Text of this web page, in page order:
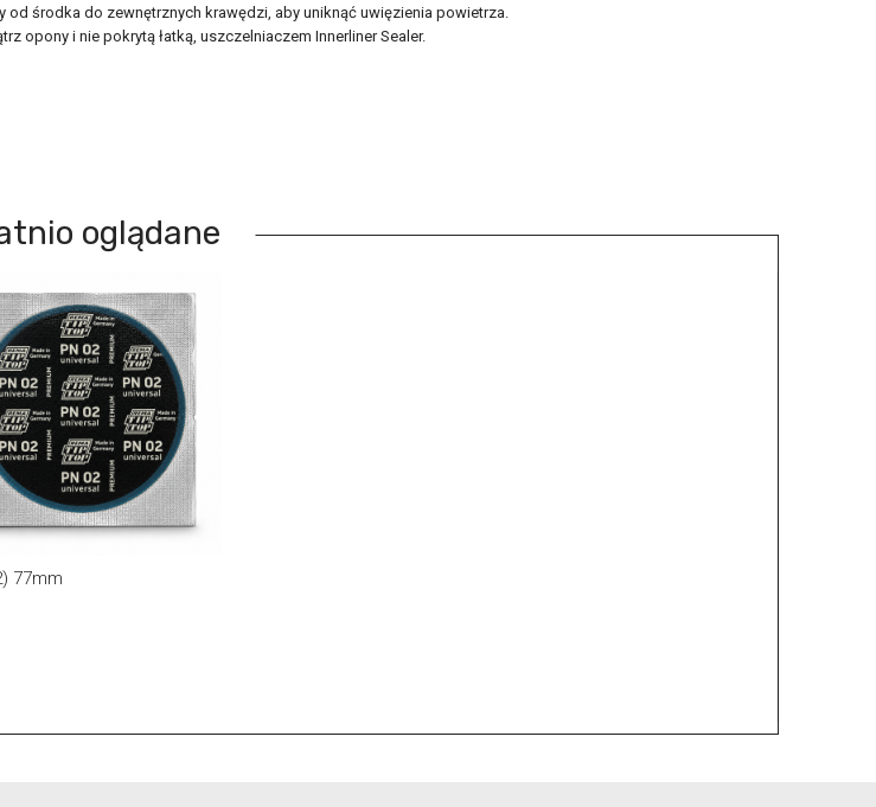
środka do zewnętrznych krawędzi, aby uniknąć uwięzienia powietrza.
opony i nie pokrytą łatką, uszczelniaczem Innerliner Sealer.
oglądane
77mm